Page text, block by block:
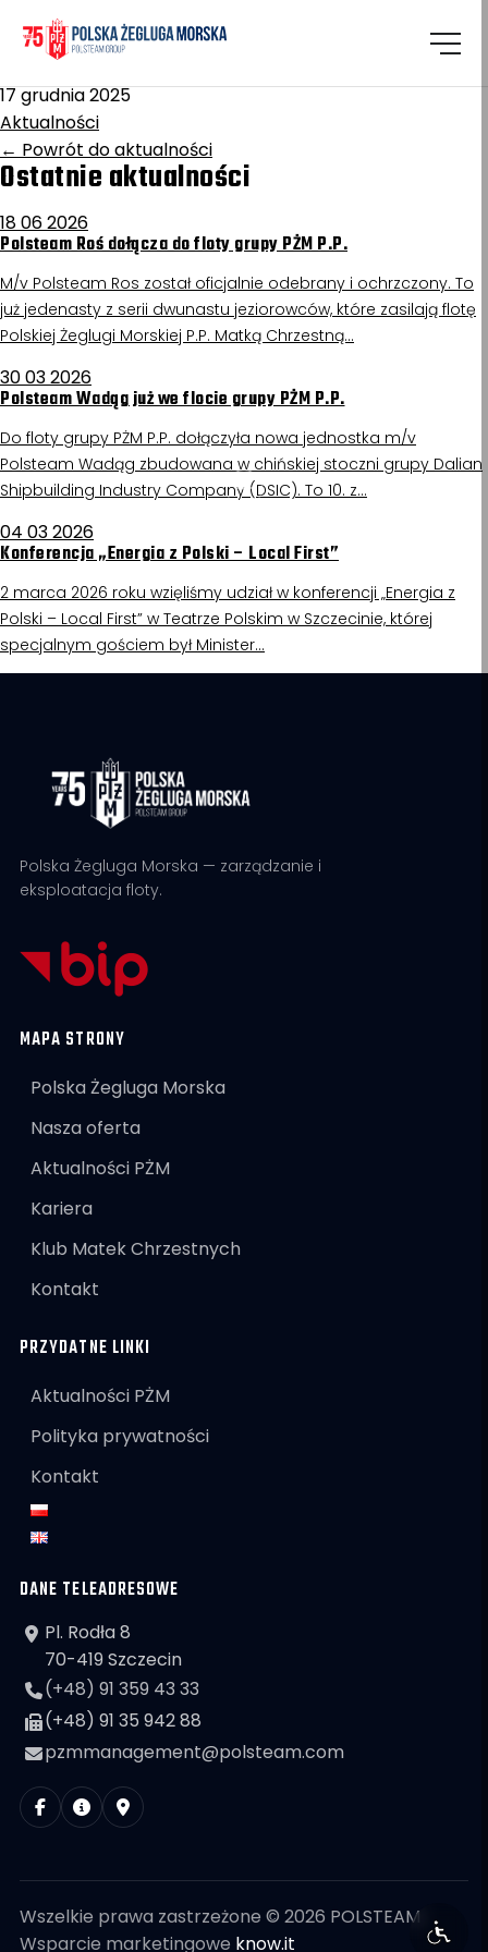
Homepage
Polesie
17 grudnia 2025
Aktualności
← Powrót do aktualności
Ostatnie aktualności
18 06 2026
Polsteam Roś dołącza do floty grupy PŻM P.P.
M/v Polsteam Ros został oficjalnie odebrany i ochrzczony. To
już jedenasty z serii dwunastu jeziorowców, które zasilają flotę
Polskiej Żeglugi Morskiej P.P. Matką Chrzestną…
30 03 2026
Polsteam Wadąg już we flocie grupy PŻM P.P.
Do floty grupy PŻM P.P. dołączyła nowa jednostka m/v
Polsteam Wadąg zbudowana w chińskiej stoczni grupy Dalian
Shipbuilding Industry Company (DSIC). To 10. z…
04 03 2026
Konferencja „Energia z Polski – Local First”
2 marca 2026 roku wzięliśmy udział w konferencji „Energia z
Polski – Local First” w Teatrze Polskim w Szczecinie, której
specjalnym gościem był Minister…
Polska Żegluga Morska — zarządzanie i
eksploatacja floty.
MAPA STRONY
Polska Żegluga Morska
Nasza oferta
Aktualności PŻM
Kariera
Klub Matek Chrzestnych
Kontakt
PRZYDATNE LINKI
Aktualności PŻM
Polityka prywatności
Kontakt
DANE TELEADRESOWE
Pl. Rodła 8
70-419 Szczecin
(+48) 91 359 43 33
(+48) 91 35 942 88
pzmmanagement@polsteam.com
Wszelkie prawa zastrzeżone © 2026 POLSTEAM
Wsparcie marketingowe know.it